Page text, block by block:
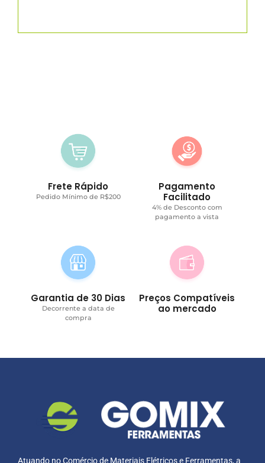
Frete Rápido
Pedido Mínimo de R$200
Pagamento
Facilitado
4% de Desconto com
pagamento a vista
Garantia de 30 Dias
Decorrente a data de
compra
Preços Compatíveis
ao mercado
Atuando no Comércio de Materiais Elétricos e Ferramentas, a